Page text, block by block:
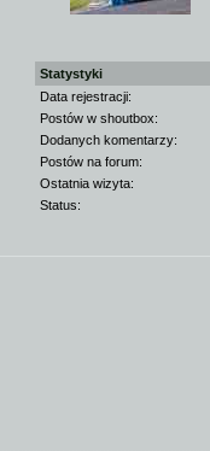
Statystyki
Data rejestracji:
Postów w shoutbox:
Dodanych komentarzy:
Postów na forum:
Ostatnia wizyta:
Status: